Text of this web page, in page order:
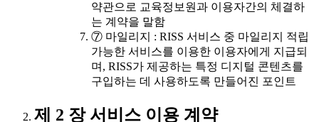
약관으로 교육정보원과 이용자간의 체결하
는 계약을 말함
⑦ 마일리지 : RISS 서비스 중 마일리지 적립
가능한 서비스를 이용한 이용자에게 지급되
며, RISS가 제공하는 특정 디지털 콘텐츠를
구입하는 데 사용하도록 만들어진 포인트
제 2 장 서비스 이용 계약